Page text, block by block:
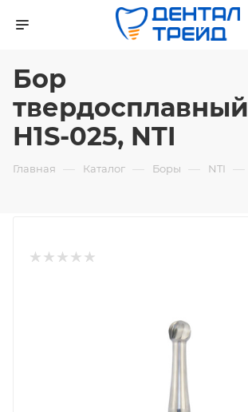
Бор
твердосплавный
H1S-025, NTI
Главная — Каталог — Боры — NTI —